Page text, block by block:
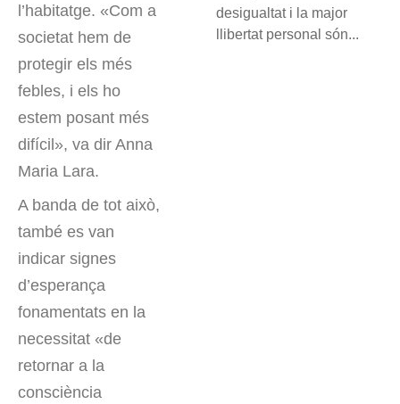
l’habitatge. «Com a
societat hem de
protegir els més
febles, i els ho
estem posant més
difícil», va dir Anna
Maria Lara.
A banda de tot això,
també es van
indicar signes
d’esperança
fonamentats en la
necessitat «de
retornar a la
consciència
desigualtat i la major
llibertat personal són...